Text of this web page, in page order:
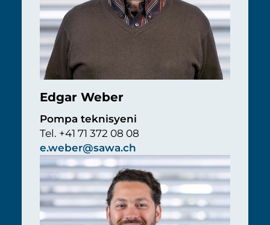
Edgar Weber
Pompa teknisyeni
Tel. +41 71 372 08 08
e.weber@sawa.ch